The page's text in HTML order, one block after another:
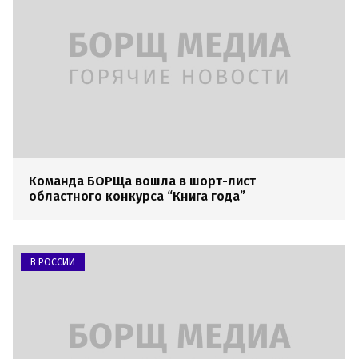
Команда БОРЩа вошла в шорт-лист
областного конкурса “Книга года”
В РОССИИ